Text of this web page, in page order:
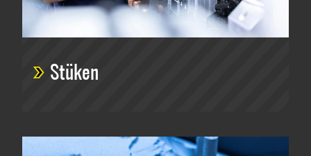
Stüken